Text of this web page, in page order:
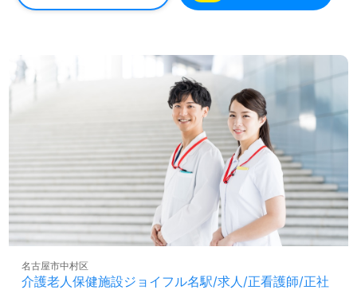
の職場の雰囲気、資格取得支援等の手厚い福利厚生、自分
に立てるキャリアを描きたい、安定して長く働きたい』
『転職で施設形態や環境を変えて働きたい』等の方も大歓
迎です。募集詳細等、担当コンサルタントよりご案内しま
す。お問い合わせも遠慮なくお願いします。
医療/福祉業界の正社員/パート求人探しは【ウィルオブ介
護】＊求人情報収集、将来的に検討の方も遠慮なく＊
LINE、メール、お電話などご希望に応じてお問い合わせ/ご
相談可能です。転職相談、求人紹介、年収交渉など完全無
料サービスをご利用いただけます。＜非公開求人も取扱い
あり！＞"転職支援"のプロと一緒に転職活動！お問い合わ
せお待ちしております。
介護老人保健施設ジョイフル名駅/求人/正看護師/正社
名古屋市中村区